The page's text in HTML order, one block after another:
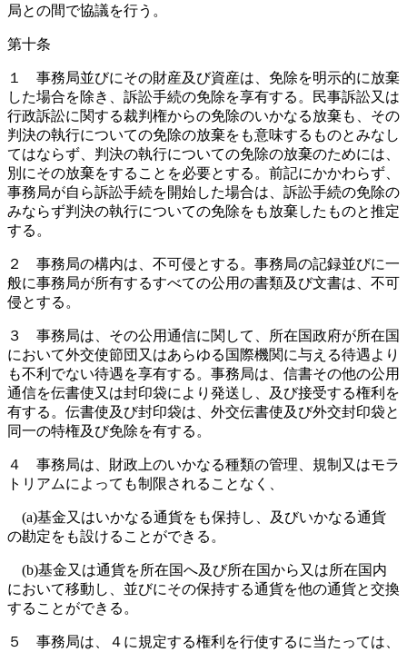
局との間で協議を行う。
第十条
１ 事務局並びにその財産及び資産は、免除を明示的に放棄
した場合を除き、訴訟手続の免除を享有する。民事訴訟又は
行政訴訟に関する裁判権からの免除のいかなる放棄も、その
判決の執行についての免除の放棄をも意味するものとみなし
てはならず、判決の執行についての免除の放棄のためには、
別にその放棄をすることを必要とする。前記にかかわらず、
事務局が自ら訴訟手続を開始した場合は、訴訟手続の免除の
みならず判決の執行についての免除をも放棄したものと推定
する。
２ 事務局の構内は、不可侵とする。事務局の記録並びに一
般に事務局が所有するすべての公用の書類及び文書は、不可
侵とする。
３ 事務局は、その公用通信に関して、所在国政府が所在国
において外交使節団又はあらゆる国際機関に与える待遇より
も不利でない待遇を享有する。事務局は、信書その他の公用
通信を伝書使又は封印袋により発送し、及び接受する権利を
有する。伝書使及び封印袋は、外交伝書使及び外交封印袋と
同一の特権及び免除を有する。
４ 事務局は、財政上のいかなる種類の管理、規制又はモラ
トリアムによっても制限されることなく、
(a)基金又はいかなる通貨をも保持し、及びいかなる通貨
の勘定をも設けることができる。
(b)基金又は通貨を所在国へ及び所在国から又は所在国内
において移動し、並びにその保持する通貨を他の通貨と交換
することができる。
５ 事務局は、４に規定する権利を行使するに当たっては、